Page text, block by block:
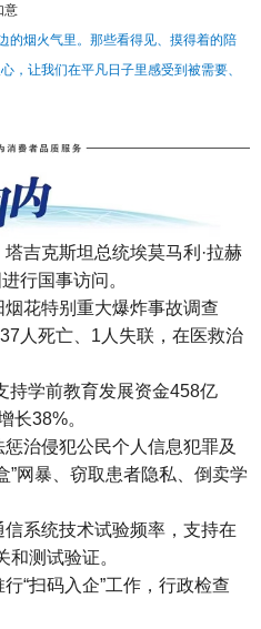
意
的烟火气里。那些看得见、摸得着的陪
，让我们在平凡日子里感受到被需要、
克斯坦总统埃莫马利·拉赫
行国事访问。
花特别重大爆炸事故调查
人死亡、1人失联，在医救治
学前教育发展资金458亿
长38%。
治侵犯公民个人信息犯罪及
”网暴、窃取患者隐私、倒卖学
系统技术试验频率，支持在
测试验证。
扫码入企”工作，行政检查